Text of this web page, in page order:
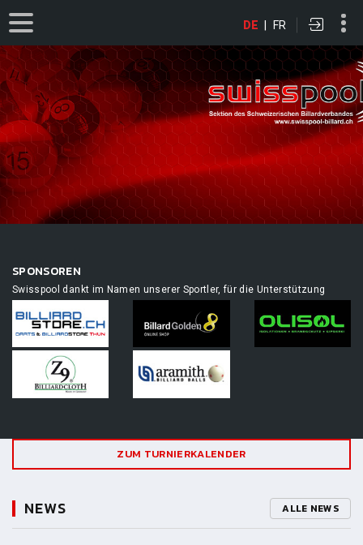
DE | FR
SPONSOREN
Swisspool dankt im Namen unserer Sportler, für die Unterstützung
ZUM TURNIERKALENDER
NEWS ALLE NEWS